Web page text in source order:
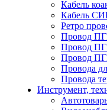
Кабель
Кабель
Ретро
Провод
Провод
Провод
Провода
Провода
Инструмент,